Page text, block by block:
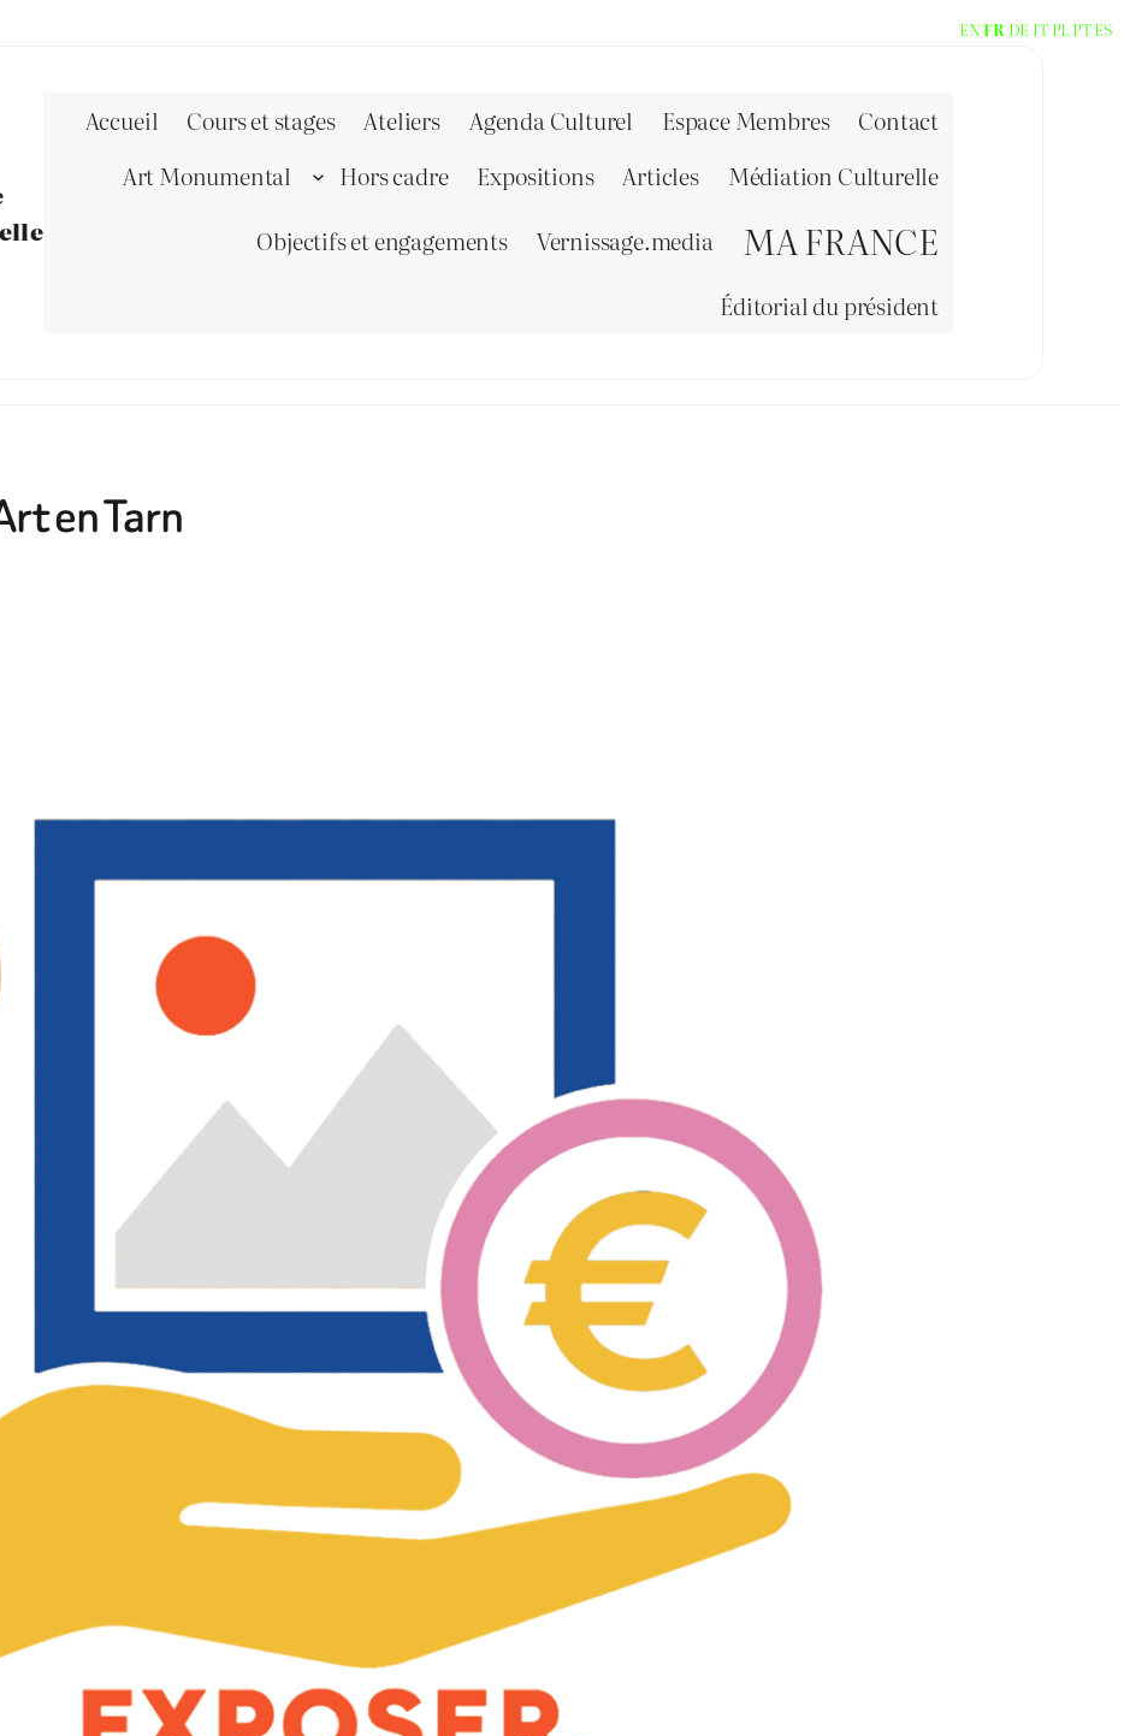
Accueil Cours et stages Ateliers Agenda Culturel Espace Membres
Contact
Art Monumental
Hors cadre Expositions Articles
Médiation Culturelle
Objectifs et engagements
Vernissage.media MA FRANCE
Éditorial du président
en Tarn
EN FR DE IT PL PTES